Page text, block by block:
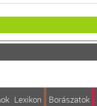
Lexikon Borászatok